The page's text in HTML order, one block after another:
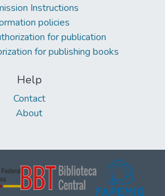
Instructions
policies
for publication
for publishing books
Help
Contact
About